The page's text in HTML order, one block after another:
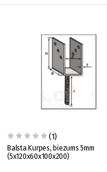
(1)
Balsta Kurpes, biezums 5mm
(5x120x60x100x200)